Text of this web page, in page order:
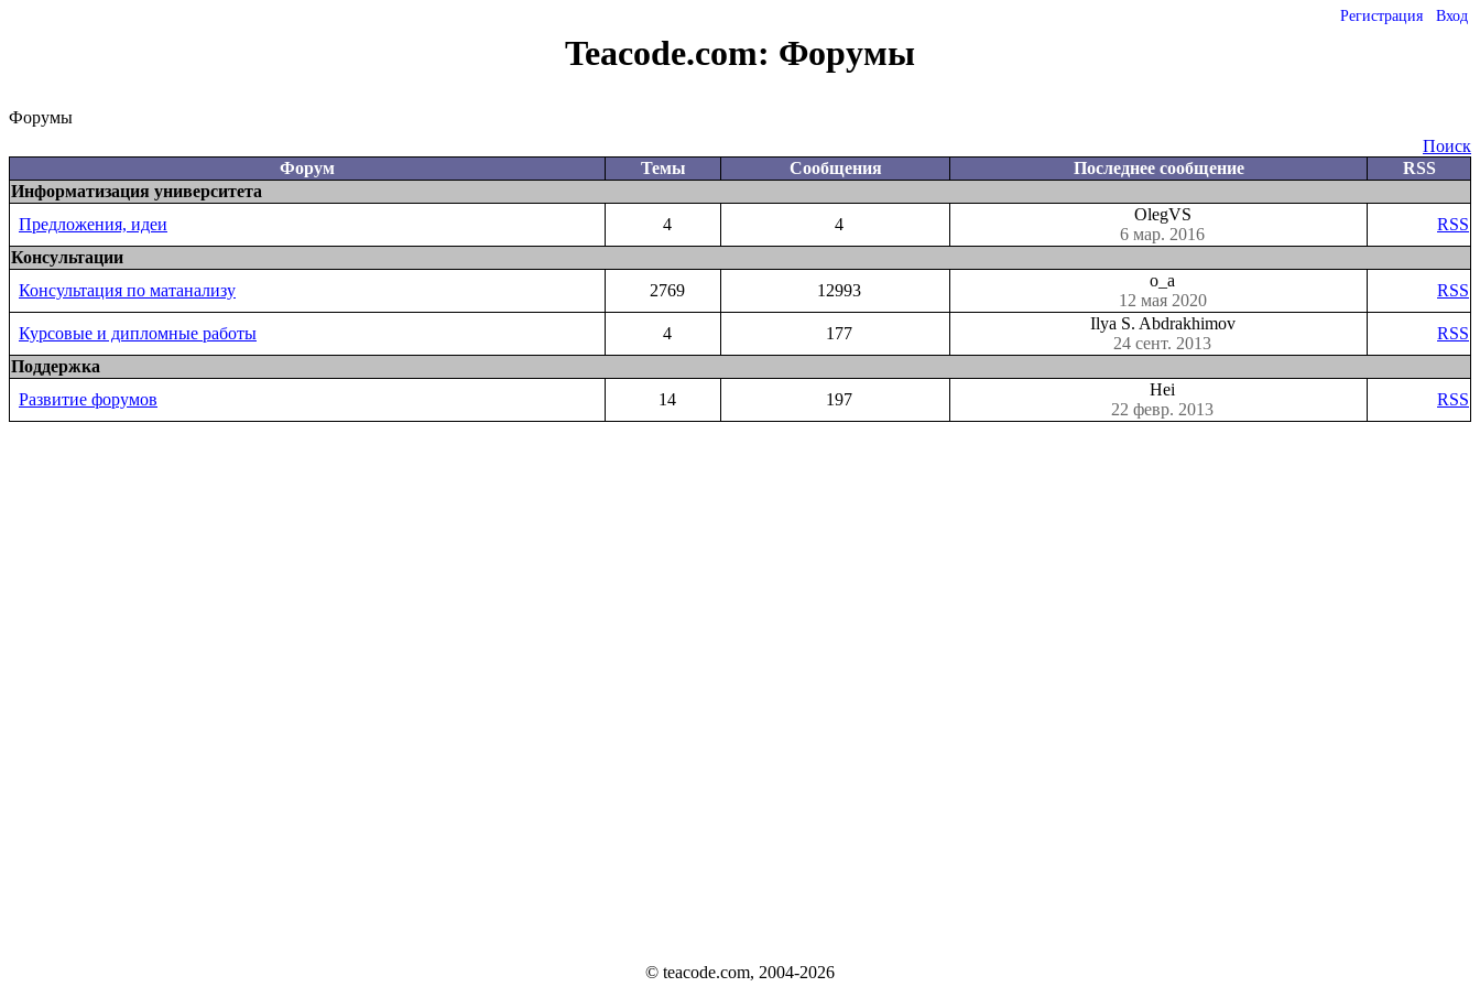
Регистрация Вход
Teacode.com: Форумы
Форумы
Поиск
Форум
Темы Сообщения Последнее сообщение
RSS
Информатизация университета
Предложения, идеи
4 4
OlegVS
6 мар. 2016
RSS
Консультации
Консультация по матанализу
2769 12993
o_a
12 мая 2020
RSS
Курсовые и дипломные работы 4 177
Ilya S. Abdrakhimov
24 сент. 2013
RSS
Поддержка
Развитие форумов
14 197
Hei
22 февр. 2013
RSS
© teacode.com, 2004-2026